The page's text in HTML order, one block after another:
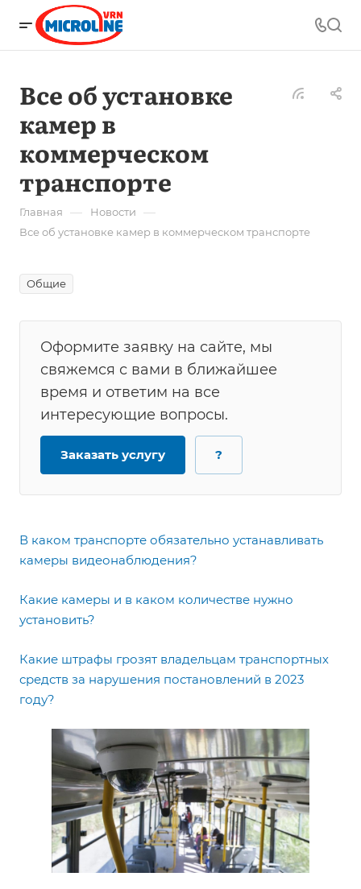
Все об установке
камер в
коммерческом
транспорте
Главная — Новости —
Все об установке камер в коммерческом транспорте
Общие
Оформите заявку на сайте, мы
свяжемся с вами в ближайшее
время и ответим на все
интересующие вопросы.
Заказать услугу ?
В каком транспорте обязательно устанавливать
камеры видеонаблюдения?
Какие камеры и в каком количестве нужно
установить?
Какие штрафы грозят владельцам транспортных
средств за нарушения постановлений в 2023
году?